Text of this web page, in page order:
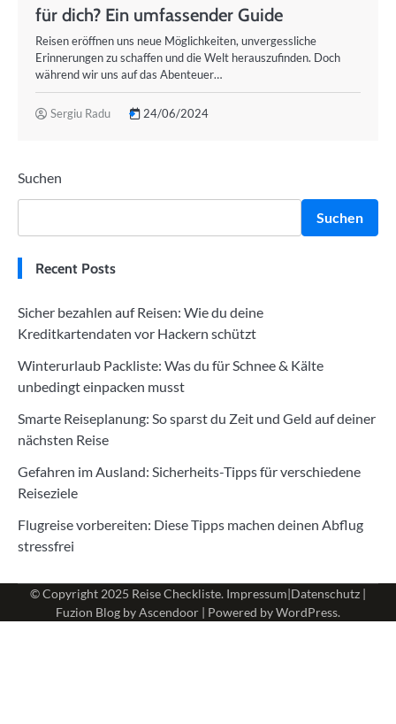
für dich? Ein umfassender Guide
Reisen eröffnen uns neue Möglichkeiten, unvergessliche
Erinnerungen zu schaffen und die Welt herauszufinden. Doch
während wir uns auf das Abenteuer…
Sergiu Radu 24/06/2024
Suchen
Suchen
Recent Posts
Sicher bezahlen auf Reisen: Wie du deine
Kreditkartendaten vor Hackern schützt
Winterurlaub Packliste: Was du für Schnee & Kälte
unbedingt einpacken musst
Smarte Reiseplanung: So sparst du Zeit und Geld auf deiner
nächsten Reise
Gefahren im Ausland: Sicherheits-Tipps für verschiedene
Reiseziele
Flugreise vorbereiten: Diese Tipps machen deinen Abflug
stressfrei
© Copyright 2025 Reise Checkliste. Impressum|Datenschutz |
Fuzion Blog byAscendoor | Powered byWordPress.